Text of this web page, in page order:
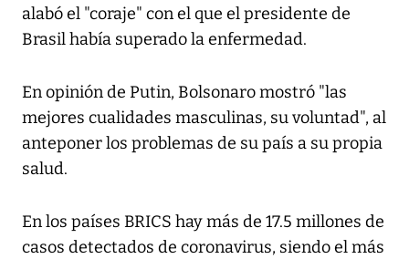
alabó el "coraje" con el que el presidente de
Brasil había superado la enfermedad.
En opinión de Putin, Bolsonaro mostró "las
mejores cualidades masculinas, su voluntad", al
anteponer los problemas de su país a su propia
salud.
En los países BRICS hay más de 17.5 millones de
casos detectados de coronavirus, siendo el más